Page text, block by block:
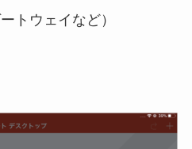
トウェイなど）